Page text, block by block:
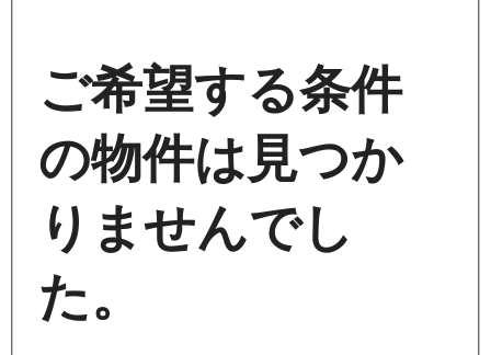
ご希望する条件
の物件は見つか
りませんでし
た。